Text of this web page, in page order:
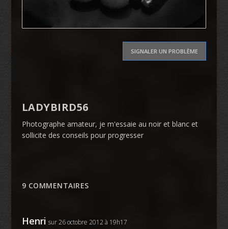
SIGNALER UN PROBLÈME
LADYBIRD56
Photographe amateur, je m'essaie au noir et blanc et
sollicite des conseils pour progresser
9 COMMENTAIRES
Henri sur 26 octobre 2012 à 19h17